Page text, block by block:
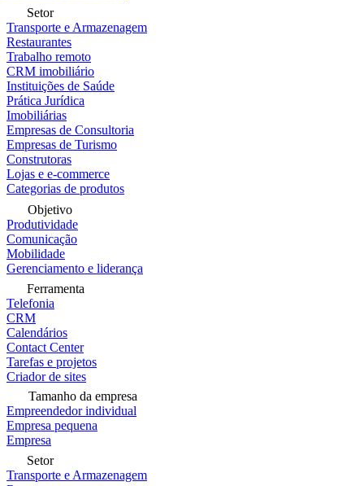
Setor
Transporte e Armazenagem
Restaurantes
Trabalho remoto
CRM imobiliário
Instituições de Saúde
Prática Jurídica
Imobiliárias
Empresas de Consultoria
Empresas de Turismo
Construtoras
Lojas e e-commerce
Categorias de produtos
Objetivo
Produtividade
Comunicação
Mobilidade
Gerenciamento e liderança
Ferramenta
Telefonia
CRM
Calendários
Contact Center
Tarefas e projetos
Criador de sites
Tamanho da empresa
Empreendedor individual
Empresa pequena
Empresa
Setor
Transporte e Armazenagem